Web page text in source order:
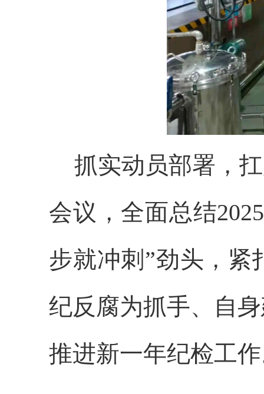
抓实动员部署，
会议，全面总结
步就冲刺”劲头，紧
纪反腐为抓手、自
推进新一年纪检工